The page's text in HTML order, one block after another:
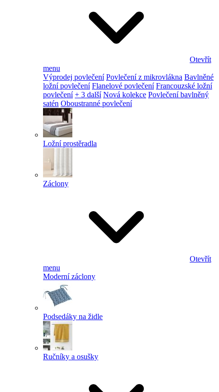
Otevřít
menu
Výprodej povlečení Povlečení z mikrovlákna Bavlněné
ložní povlečení Flanelové povlečení Francouzské ložní
povlečení + 3 další Nová kolekce Povlečení bavlněný
satén Oboustranné povlečení
Ložní prostěradla
Záclony
Otevřít
menu
Moderní záclony
Podsedáky na židle
Ručníky a osušky